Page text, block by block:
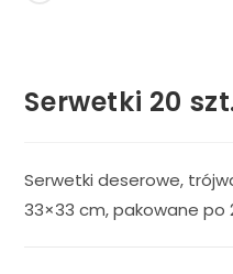
Serwetki 20
Serwetki deserowe,
33×33 cm, pakowane po